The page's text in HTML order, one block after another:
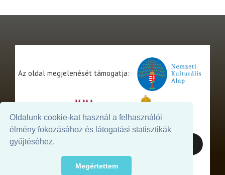
Oldalunk cookie-kat használ a felhasználói
élmény fokozásához és látogatási statisztikák
gyűjtéséhez.
Megértettem
Az oldal megjelenését támogatja: